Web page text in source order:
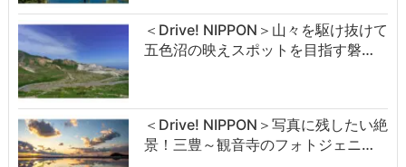
＜Drive! NIPPON＞山々を駆け抜けて
五色沼の映えスポットを目指す磐…
＜Drive! NIPPON＞写真に残したい絶
景！三豊～観音寺のフォトジェニ…